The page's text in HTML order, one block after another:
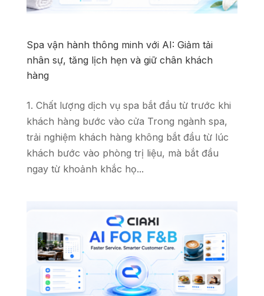
Spa vận hành thông minh với AI: Giảm tải
nhân sự, tăng lịch hẹn và giữ chân khách
hàng
1. Chất lượng dịch vụ spa bắt đầu từ trước khi
khách hàng bước vào cửa Trong ngành spa,
trải nghiệm khách hàng không bắt đầu từ lúc
khách bước vào phòng trị liệu, mà bắt đầu
ngay từ khoảnh khắc họ...